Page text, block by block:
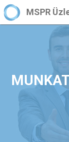
MSPR